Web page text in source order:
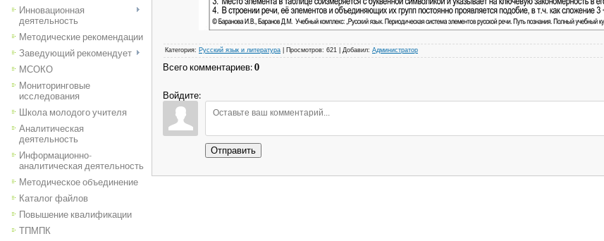
Инновационная
деятельность
Методические рекомендации
Заведующий рекомендует
МСОКО
Мониторинговые
исследования
Школа молодого учителя
Аналитическая
деятельность
Информационно-
аналитическая деятельность
Методическое объединение
Каталог файлов
Повышение квалификации
ТПМПК
Категория: Русский язык и литература Просмотров: 621 Добавил: Администратор
Всего комментариев: 0
Войдите:
Отправить